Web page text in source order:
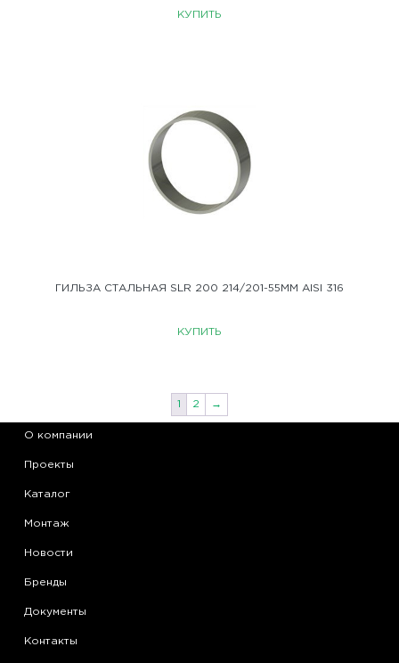
КУПИТЬ
ГИЛЬЗА СТАЛЬНАЯ SLR 200 214/201-55ММ AISI 316
КУПИТЬ
1 2 →
О компании
Проекты
Каталог
Монтаж
Новости
Бренды
Документы
Контакты